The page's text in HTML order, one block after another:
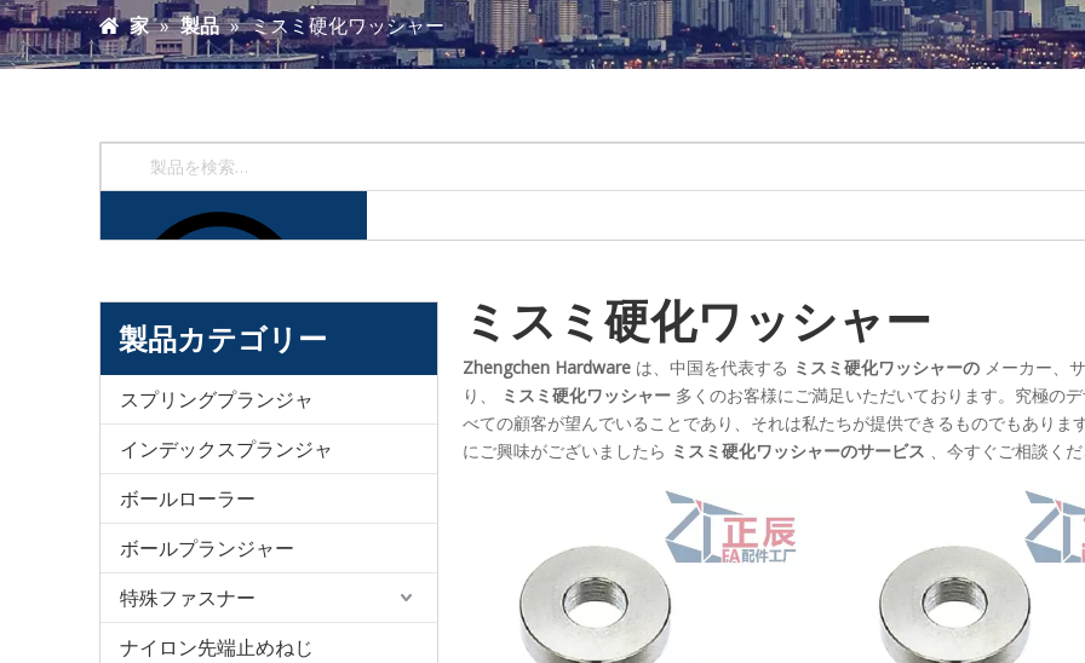
家 » 製品 » ミスミ硬化ワッシャー
製品カテゴリー
スプリングプランジャ
インデックスプランジャ
ボールローラー
ボールプランジャー
特殊ファスナー
ナイロン先端止めねじ
ミスミ硬化ワッシャー
Zhengchen Hardware は、中国を代表する ミスミ硬化ワッシャーの メーカー、
り、
ミスミ硬化ワッシャー 多くのお客様にご満足いただいております。究極の
べての顧客が望んでいることであり、それは私たちが提供できるものでもありま
にご興味がございましたら ミスミ硬化ワッシャーのサービス 、今すぐご相談く